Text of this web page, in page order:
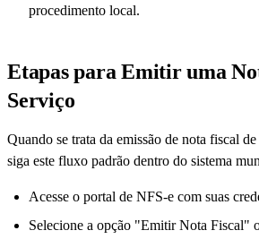
procedimento local.
Etapas para Emitir uma
Serviço
Quando se trata da emissão de nota fiscal
siga este fluxo padrão dentro do sistema
Acesse o portal de NFS-e com suas
Selecione a opção "Emitir Nota Fiscal"